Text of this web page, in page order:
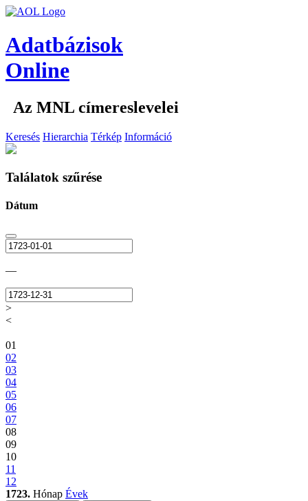
Adatbázisok
Online
Az MNL címereslevelei
Keresés Hierarchia Térkép Információ
Találatok szűrése
Dátum
—
>
<
01
02
03
04
05
06
07
08
09
10
11
12
1723. Hónap Évek